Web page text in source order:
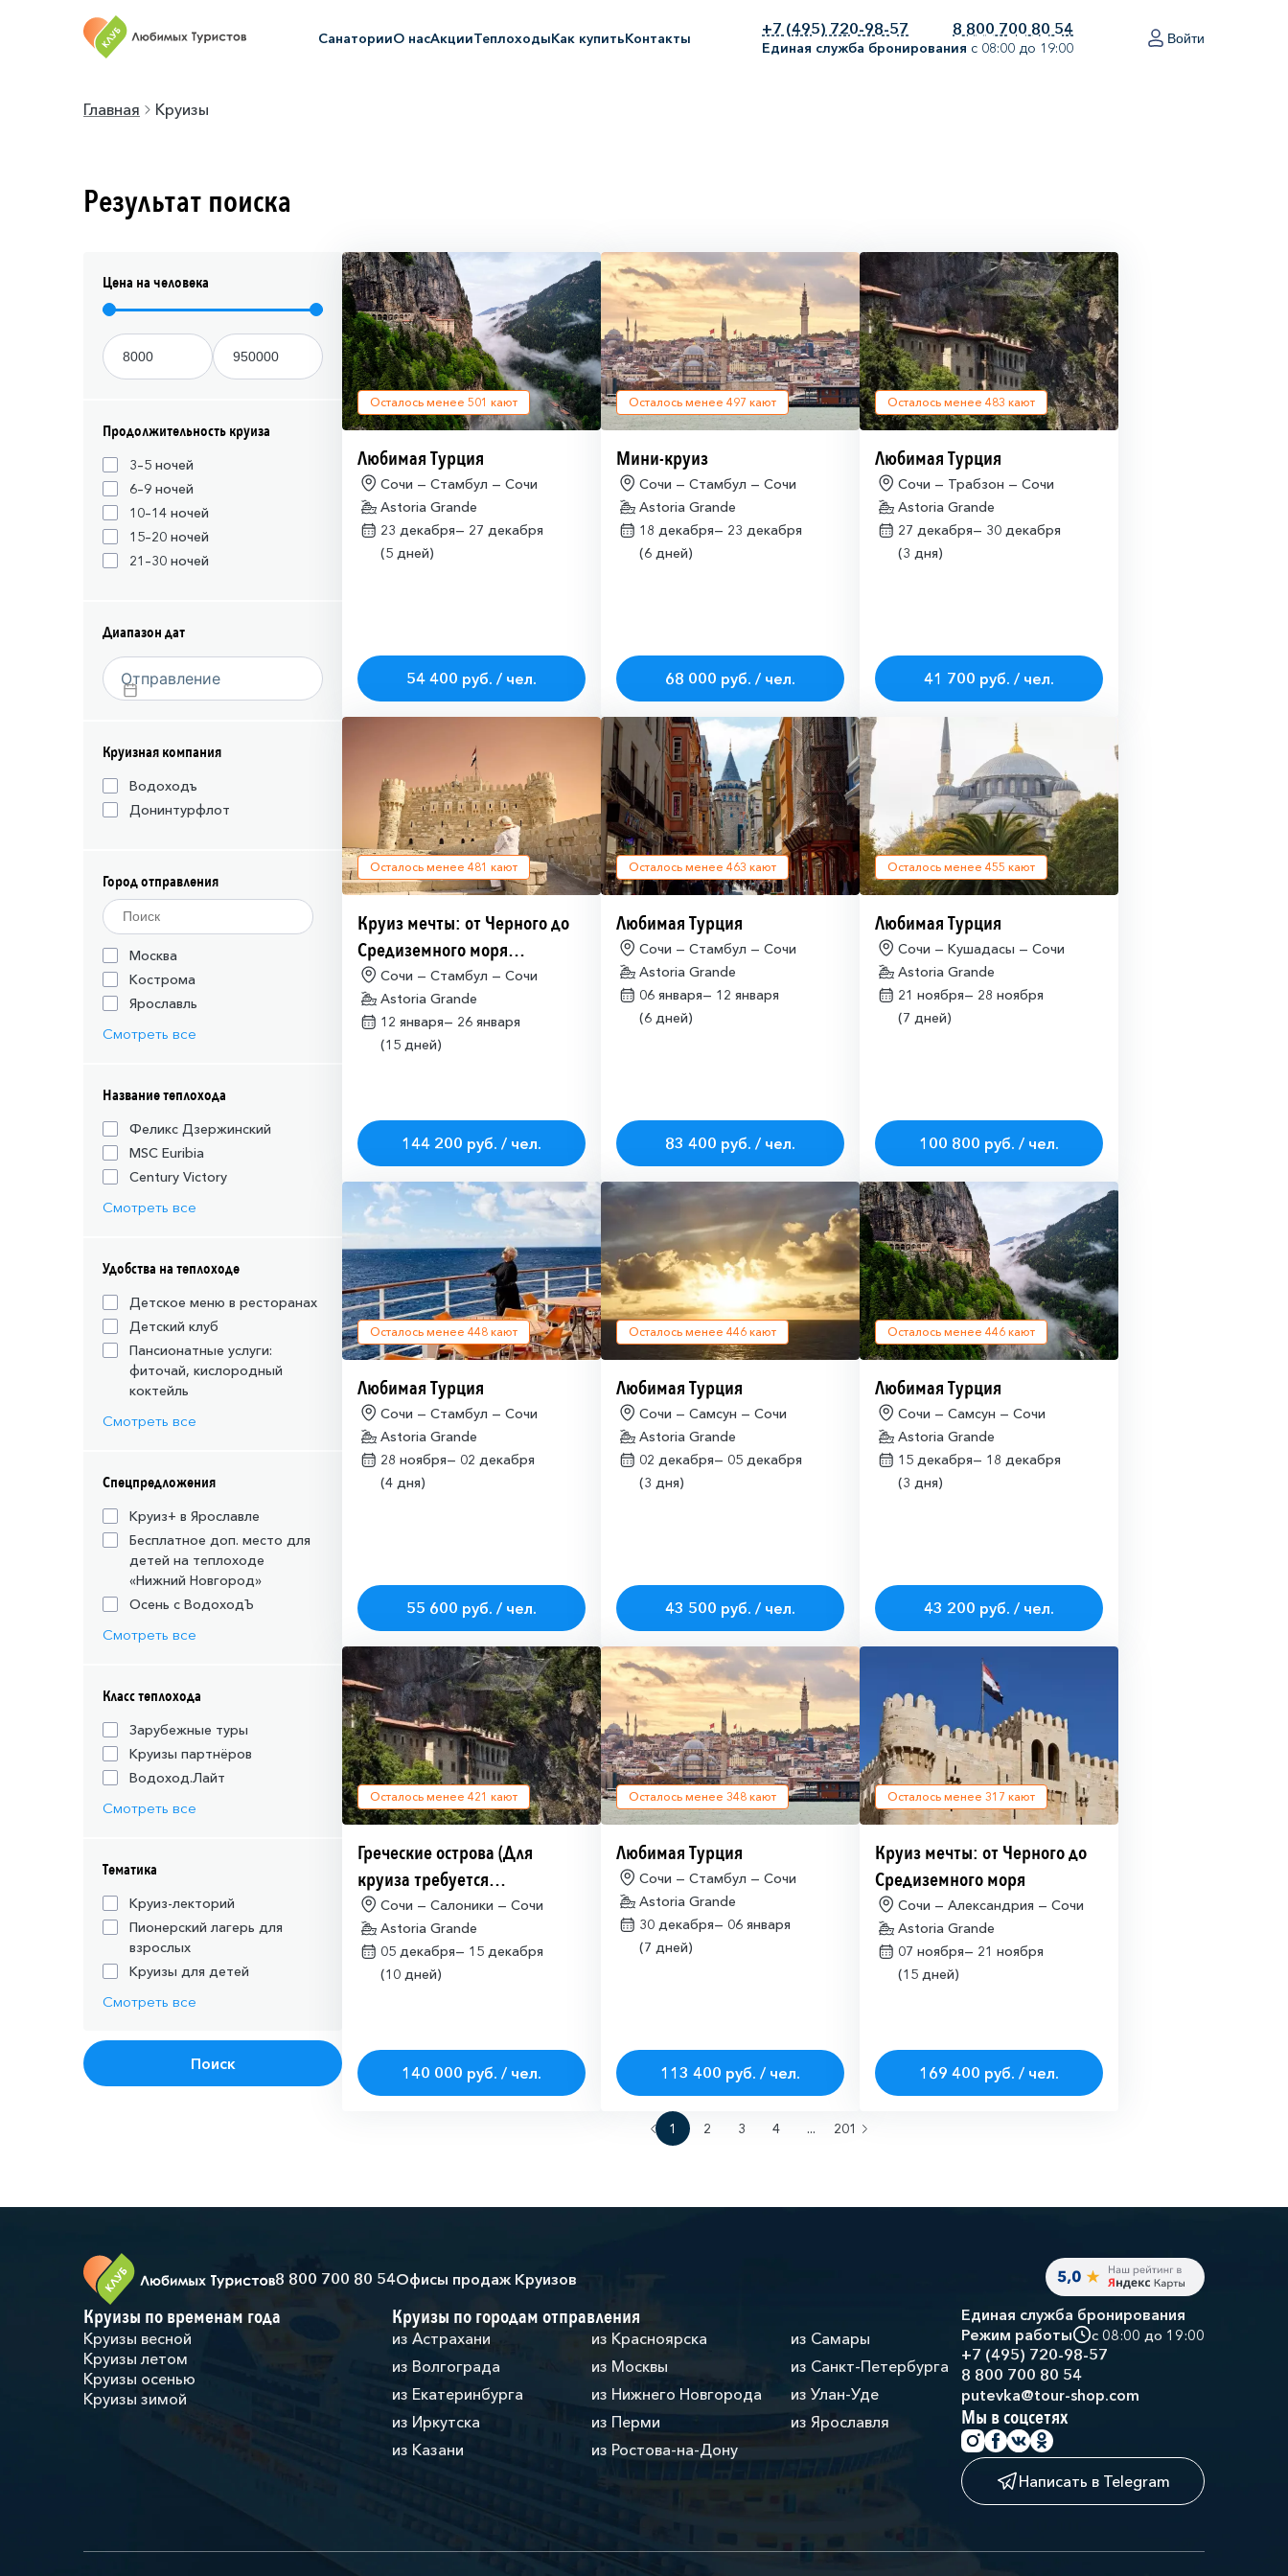
СанаторииО насАкцииТеплоходыКак купитьКонтакты
+7 (495) 720-98-57 8 800 700 80 54
Единая служба бронирования с 08:00 до 19:00
Войти
Главная Круизы
Результат поиска
Цена на человека
Продолжительность круиза
3–5 ночей
6–9 ночей
10–14 ночей
15–20 ночей
21–30 ночей
Диапазон дат
Круизная компания
Водоходъ
Донинтурфлот
Город отправления
Москва
Кострома
Ярославль
Смотреть все
Название теплохода
Феликс Дзержинский
MSC Euribia
Century Victory
Смотреть все
Удобства на теплоходе
Детское меню в ресторанах
Детский клуб
Пансионатные услуги:
фиточай, кислородный
коктейль
Смотреть все
Спецпредложения
Круиз+ в Ярославле
Бесплатное доп. место для
детей на теплоходе
«Нижний Новгород»
Осень с ВодоходЪ
Смотреть все
Класс теплохода
Зарубежные туры
Круизы партнёров
Водоход.Лайт
Смотреть все
Тематика
Круиз-лекторий
Пионерский лагерь для
взрослых
Круизы для детей
Смотреть все
Поиск
Осталось менее 501 кают
Любимая Турция
Сочи — Стамбул — Сочи
Astoria Grande
23 декабря— 27 декабря
(5 дней)
54 400 руб. / чел.
Осталось менее 497 кают
Мини-круиз
Сочи — Стамбул — Сочи
Astoria Grande
18 декабря— 23 декабря
(6 дней)
68 000 руб. / чел.
Осталось менее 483 кают
Любимая Турция
Сочи — Трабзон — Сочи
Astoria Grande
27 декабря— 30 декабря
(3 дня)
41 700 руб. / чел.
Осталось менее 481 кают
Круиз мечты: от Черного до
Средиземного моря
(необходимо оформлять
разрешение на посещение
Израиля (ETA-IL)
Сочи — Стамбул — Сочи
Astoria Grande
12 января— 26 января
(15 дней)
144 200 руб. / чел.
Осталось менее 463 кают
Любимая Турция
Сочи — Стамбул — Сочи
Astoria Grande
06 января— 12 января
(6 дней)
83 400 руб. / чел.
Осталось менее 455 кают
Любимая Турция
Сочи — Кушадасы — Сочи
Astoria Grande
21 ноября— 28 ноября
(7 дней)
100 800 руб. / чел.
Осталось менее 448 кают
Любимая Турция
Сочи — Стамбул — Сочи
Astoria Grande
28 ноября— 02 декабря
(4 дня)
55 600 руб. / чел.
Осталось менее 446 кают
Любимая Турция
Сочи — Самсун — Сочи
Astoria Grande
02 декабря— 05 декабря
(3 дня)
43 500 руб. / чел.
Осталось менее 446 кают
Любимая Турция
Сочи — Самсун — Сочи
Astoria Grande
15 декабря— 18 декабря
(3 дня)
43 200 руб. / чел.
Осталось менее 421 кают
Греческие острова (Для
круиза требуется
действующая многократная
шенгенская виза)
Сочи — Салоники — Сочи
Astoria Grande
05 декабря— 15 декабря
(10 дней)
140 000 руб. / чел.
Осталось менее 348 кают
Любимая Турция
Сочи — Стамбул — Сочи
Astoria Grande
30 декабря— 06 января
(7 дней)
113 400 руб. / чел.
Осталось менее 317 кают
Круиз мечты: от Черного до
Средиземного моря
Сочи — Александрия — Сочи
Astoria Grande
07 ноября— 21 ноября
(15 дней)
169 400 руб. / чел.
1 2 3 4 ... 201
8 800 700 80 54Офисы продаж Круизов
Круизы по временам года
Круизы весной
Круизы летом
Круизы осенью
Круизы зимой
Круизы по городам отправления
из Астрахани
из Волгограда
из Екатеринбурга
из Иркутска
из Казани
из Красноярска
из Москвы
из Нижнего Новгорода
из Перми
из Ростова-на-Дону
из Самары
из Санкт-Петербурга
из Улан-Уде
из Ярославля
Единая служба бронирования
Режим работы
с 08:00 до 19:00
+7 (495) 720-98-57
8 800 700 80 54
putevka@tour-shop.com
Мы в соцсетях
Написать в Telegram